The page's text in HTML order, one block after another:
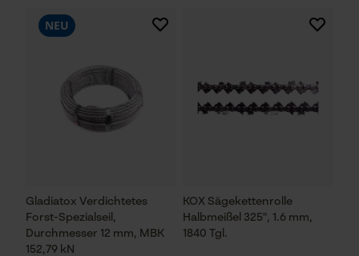
Gladiatox Verdichtetes
Forst-Spezialseil,
Durchmesser 12 mm, MBK
152,79 kN
NEU
KOX Sägekettenrolle
Halbmeißel 325", 1.6 mm,
1840 Tgl.